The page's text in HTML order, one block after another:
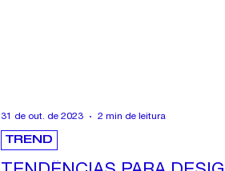
TREND
31 de out. de 2023 2 min de leitura